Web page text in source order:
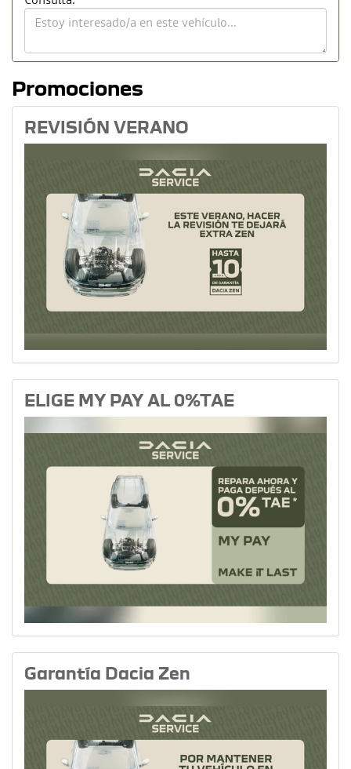
Promociones
REVISIÓN VERANO
ELIGE MY PAY AL 0%TAE
Garantía Dacia Zen